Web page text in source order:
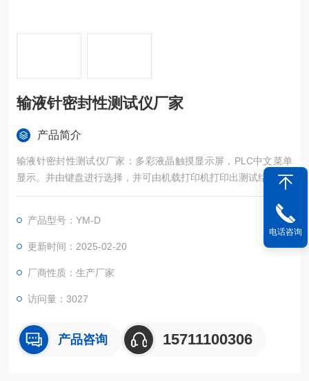
输液针密封性测试仪厂家
产品简介
输液针密封性测试仪厂家：多彩液晶触摸显示屏，PLC中文菜单
显示。并由键盘进行选择，并可由机载打印机打印出测试结果。
产品型号：YM-D
更新时间：2025-02-20
厂商性质：生产厂家
访问量：3027
产品咨询 15711100306
电话咨询